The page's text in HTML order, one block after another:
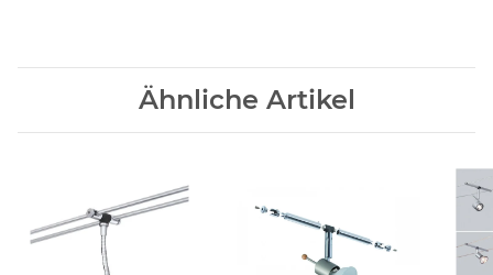
Ähnliche Artikel